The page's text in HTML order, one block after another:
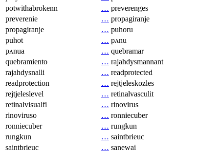
potwithabrokenn
… preverenges
preverenie
… propagiranje
propagiranje
… puhoru
puhot
… pʌnu
pʌnua
… quebramar
quebramiento
… rajahdysmannant
rajahdysnalli
… readprotected
readprotection
… rejtjeleskozles
rejtjeleslevel
… retinalvasculit
retinalvisualfi
… rinovirus
rinoviruso
… ronniecuber
ronniecuber
… rungkun
rungkun
… saintbrieuc
saintbrieuc
… sanewai